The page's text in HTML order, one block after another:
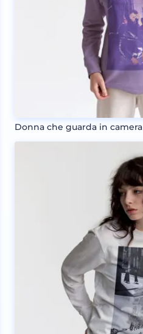
Donna che guarda in camera